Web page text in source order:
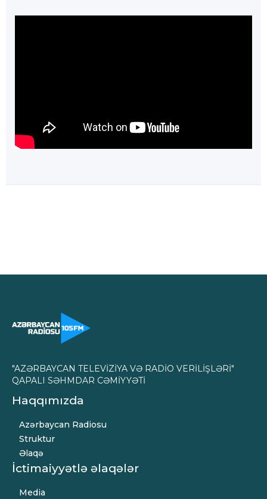
"AZƏRBAYCAN TELEVİZİYA VƏ RADİO VERİLİŞLƏRİ"
QAPALI SƏHMDAR CƏMİYYƏTİ
Haqqımızda
Azərbaycan Radiosu
Struktur
Əlaqə
İctimaiyyətlə əlaqələr
Media